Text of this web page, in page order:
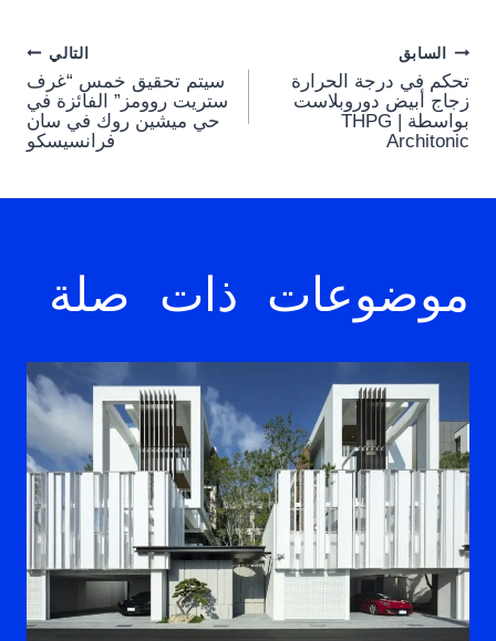
Post
navigation
السابق
تحكم في درجة الحرارة
زجاج أبيض دوروبلاست
بواسطة THPG |
Architonic
التالي
سيتم تحقيق خمس “غرف
ستريت روومز” الفائزة في
حي ميشين روك في سان
فرانسيسكو
موضوعات ذات صلة